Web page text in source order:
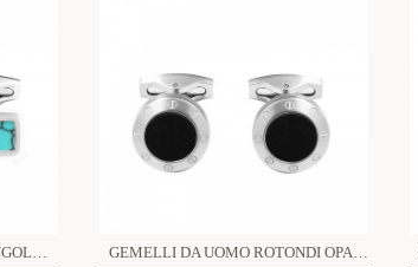
GEMELLI DA UOMO RETTANGOLARI CON PIETRA - RD241112B580/B581/B582/B583/B584/B585 GEMELLI DA UOMO ROTONDI OPACHI CON TESTE DI VITI - RD241112B563